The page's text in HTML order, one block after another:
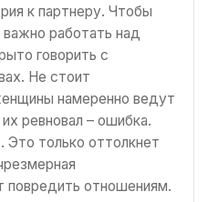
к партнеру. Чтобы
работать над
говорить с
Не стоит
намеренно ведут
ревновал – ошибка.
Это только оттолкнет
повредить отношениям.